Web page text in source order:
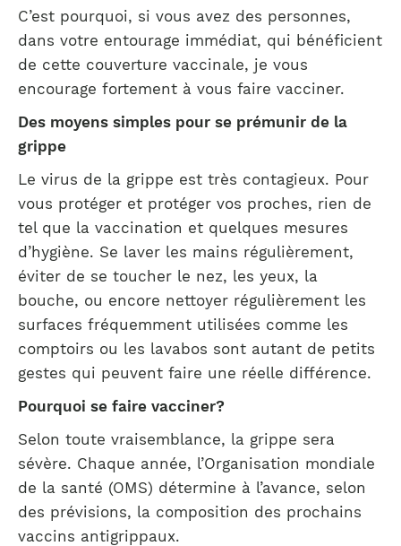
C’est pourquoi, si vous avez des personnes,
dans votre entourage immédiat, qui bénéficient
de cette couverture vaccinale, je vous
encourage fortement à vous faire vacciner.
Des moyens simples pour se prémunir de la
grippe
Le virus de la grippe est très contagieux. Pour
vous protéger et protéger vos proches, rien de
tel que la vaccination et quelques mesures
d’hygiène. Se laver les mains régulièrement,
éviter de se toucher le nez, les yeux, la
bouche, ou encore nettoyer régulièrement les
surfaces fréquemment utilisées comme les
comptoirs ou les lavabos sont autant de petits
gestes qui peuvent faire une réelle différence.
Pourquoi se faire vacciner?
Selon toute vraisemblance, la grippe sera
sévère. Chaque année, l’Organisation mondiale
de la santé (OMS) détermine à l’avance, selon
des prévisions, la composition des prochains
vaccins antigrippaux.